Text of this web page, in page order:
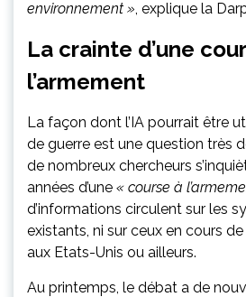
environnement », explique la
La crainte d’une
l’armement
La façon dont l’IA pourrait être
de guerre est une question très
de nombreux chercheurs
années d’une « course à
d’informations circulent sur les
existants, ni sur ceux en cours
aux Etats-Unis ou ailleurs.
Au printemps, le débat a de